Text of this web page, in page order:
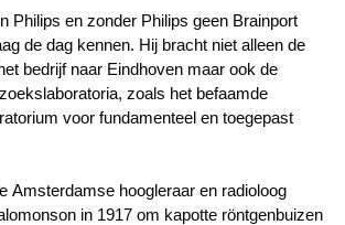
Philips en zonder Philips geen Brainport
de dag kennen. Hij bracht niet alleen de
bedrijf naar Eindhoven maar ook de
zoals het befaamde
voor fundamenteel en toegepast
Amsterdamse hoogleraar en radioloog
in 1917 om kapotte röntgenbuizen